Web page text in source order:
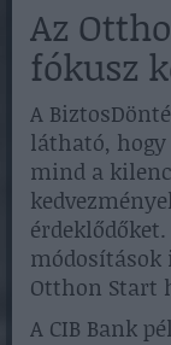
Az
fókusz
A
látható, hogy
mind a
módosítások
Otthon Start
A CIB Bank